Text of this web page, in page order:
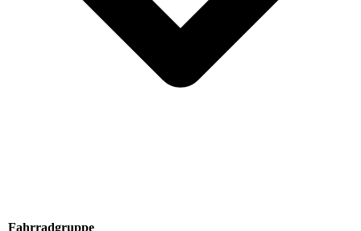
Fahrradgruppe